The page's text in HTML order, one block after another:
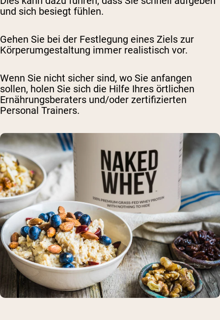
und sich besiegt fühlen.
Gehen Sie bei der Festlegung eines Ziels zur
Körperumgestaltung immer realistisch vor.
Wenn Sie nicht sicher sind, wo Sie anfangen
sollen, holen Sie sich die Hilfe Ihres örtlichen
Ernährungsberaters und/oder zertifizierten
Personal Trainers.